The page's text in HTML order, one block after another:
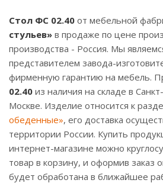
Стол ФС 02.40 от мебельной
стульев» в продаже по цене
производства - Россия. Мы
представителем завода-
фирменную гарантию на мебель.
02.40 из наличия на складе в
Москве. Изделие относится к
обеденные», его доставка
территории России. Купить
интернет-магазине можно
товар в корзину, и оформив заказ
будет обработана в ближайшее